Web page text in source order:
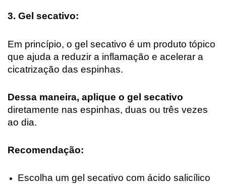
3. Gel secativo:
Em princípio, o gel secativo é um produto tópico
que ajuda a reduzir a inflamação e acelerar a
cicatrização das espinhas.
Dessa maneira, aplique o gel secativo
diretamente nas espinhas, duas ou três vezes
ao dia.
Recomendação:
Escolha um gel secativo com ácido salicílico